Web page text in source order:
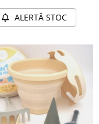
ALERTĂ STOC